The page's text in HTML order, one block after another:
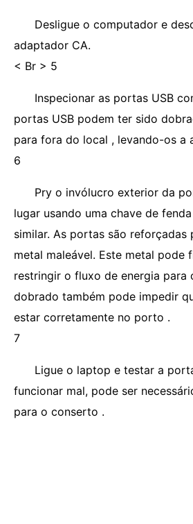
Desligue o computador e
adaptador CA.
< Br > 5
Inspecionar as portas USB
portas USB podem ter sido
para fora do local , levando-os a
6
Pry o invólucro exterior da
lugar usando uma chave de
similar. As portas são reforçadas
metal maleável. Este metal pode
restringir o fluxo de energia para
dobrado também pode impedir
estar corretamente no porto .
7
Ligue o laptop e testar a
funcionar mal, pode ser
para o conserto .